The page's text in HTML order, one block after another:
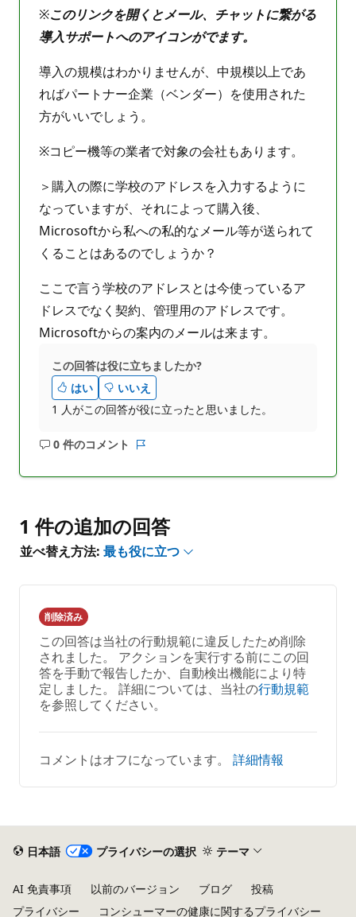
※このリンクを開くとメール、チャットに繋がる
導入サポートへのアイコンがでます。
導入の規模はわかりませんが、中規模以上であ
ればパートナー企業（ベンダー）を使用された
方がいいでしょう。
※コピー機等の業者で対象の会社もあります。
＞購入の際に学校のアドレスを入力するように
なっていますが、それによって購入後、
Microsoftから私への私的なメール等が送られて
くることはあるのでしょうか？
ここで言う学校のアドレスとは今使っているア
ドレスでなく契約、管理用のアドレスです。
Microsoftからの案内のメールは来ます。
この回答は役に立ちましたか?
はい
いいえ
1 人がこの回答が役に立ったと思いました。
0 件のコメント
コ
は
あ
り
せ
1 件の追加の回答
並べ替え方法: 最も役に立つ
削除済み
この回答は当社の行動規範に違反したため削除
されました。 アクションを実行する前にこの回
答を手動で報告したか、自動検出機能により特
定しました。 詳細については、当社の行動規範
を参照してください。
コメントはオフになっています。 詳細情報
日本語 プライバシーの選択 テーマ
AI 免責事項 以前のバージョン ブログ
投稿
プライバシー
コンシューマーの健康に関するプライバシー